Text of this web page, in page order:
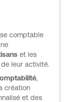
au BTP,
FITECO met
espace digital
réel, faciliter
tout en
comptable
et les
leur activité.
,
création
et des